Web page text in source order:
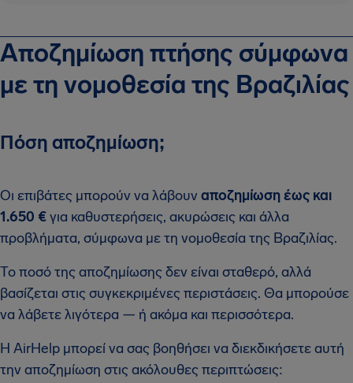
Αποζημίωση πτήσης σύμφωνα
με τη νομοθεσία της Βραζιλίας
Πόση αποζημίωση;
Οι επιβάτες μπορούν να λάβουναποζημίωση έως και
1.650 €για καθυστερήσεις, ακυρώσεις και άλλα
προβλήματα, σύμφωνα με τη νομοθεσία της Βραζιλίας.
Το ποσό της αποζημίωσης δεν είναι σταθερό, αλλά
βασίζεται στις συγκεκριμένες περιστάσεις. Θα μπορούσε
να λάβετε λιγότερα — ή ακόμα και περισσότερα.
Η AirHelp μπορεί να σας βοηθήσει να διεκδικήσετε αυτή
την αποζημίωση στις ακόλουθες περιπτώσεις: